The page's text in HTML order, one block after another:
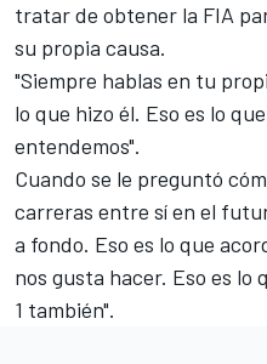
tratar de obtener la FIA
su propia causa.
"Siempre hablas en tu
lo que hizo él. Eso es lo
entendemos".
Cuando se le preguntó
carreras entre sí en el
a fondo. Eso es lo que
nos gusta hacer. Eso es lo
1 también".